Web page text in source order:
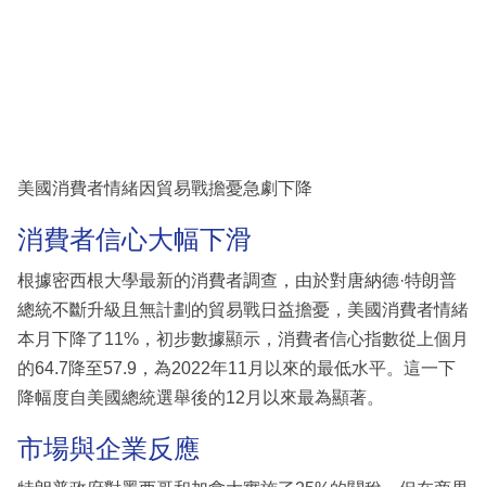
區
美國消費者情緒因貿易戰擔憂急劇下降
消費者信心大幅下滑
根據密西根大學最新的消費者調查，由於對唐納德·特朗普
總統不斷升級且無計劃的貿易戰日益擔憂，美國消費者情緒
本月下降了11%，初步數據顯示，消費者信心指數從上個月
的64.7降至57.9，為2022年11月以來的最低水平。這一下
降幅度自美國總統選舉後的12月以來最為顯著。
市場與企業反應